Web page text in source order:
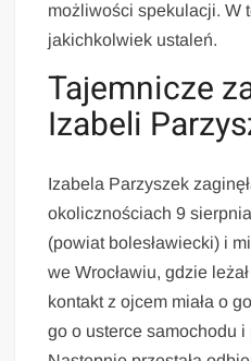
możliwości spekulacji. W
jakichkolwiek ustaleń.
Tajemnicze
Izabeli
Izabela Parzyszek
okolicznościach 9
(powiat bolesławiecki) i
we Wrocławiu, gdzie
kontakt z ojcem miała o
go o usterce samochodu i